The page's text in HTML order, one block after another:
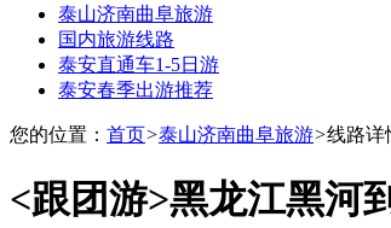
泰山济南曲阜旅游
国内旅游线路
泰安直通车1-5日游
泰安春季出游推荐
您的位置： 首页>泰山济南曲阜旅游>线路详
<跟团游>黑龙江黑河